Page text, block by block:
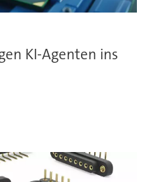
KI-Agenten ins